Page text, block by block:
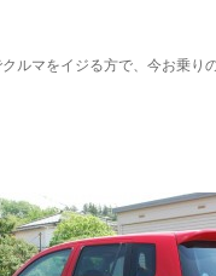
ルマをイジる方で、今お乗り